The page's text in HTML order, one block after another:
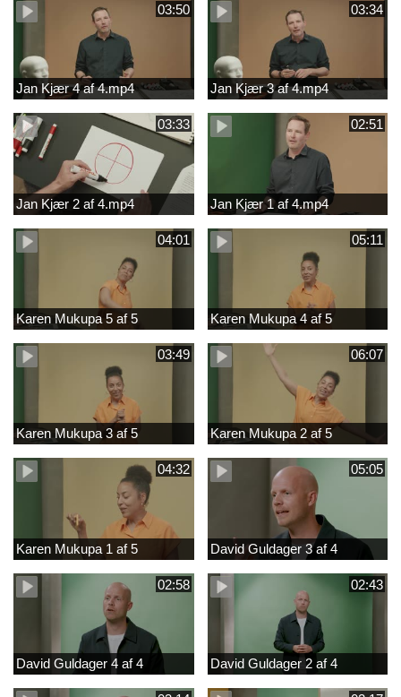
03:50
Jan Kjær 4 af 4.mp4
03:34
Jan Kjær 3 af 4.mp4
03:33
Jan Kjær 2 af 4.mp4
02:51
Jan Kjær 1 af 4.mp4
04:01
Karen Mukupa 5 af 5
05:11
Karen Mukupa 4 af 5
03:49
Karen Mukupa 3 af 5
06:07
Karen Mukupa 2 af 5
04:32
Karen Mukupa 1 af 5
05:05
David Guldager 3 af 4
02:58
David Guldager 4 af 4
02:43
David Guldager 2 af 4